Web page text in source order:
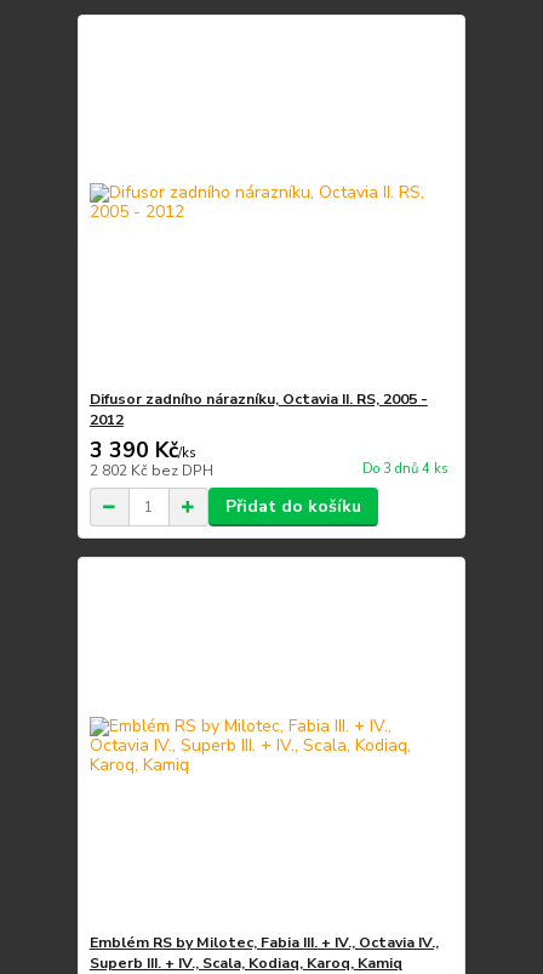
Difusor zadního nárazníku, Octavia II. RS, 2005 -
2012
3 390 Kč/ks
2 802 Kč bez DPH Do 3 dnů 4 ks
Přidat do košíku
Emblém RS by Milotec, Fabia III. + IV., Octavia IV.,
Superb III. + IV., Scala, Kodiaq, Karoq, Kamiq